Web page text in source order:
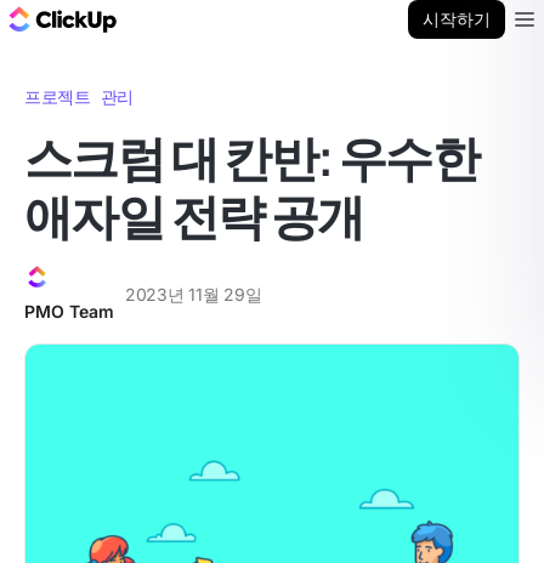
시작하기
프로젝트 관리
스크럼 대 칸반: 우수한
애자일 전략 공개
PMO Team
2023년 11월 29일